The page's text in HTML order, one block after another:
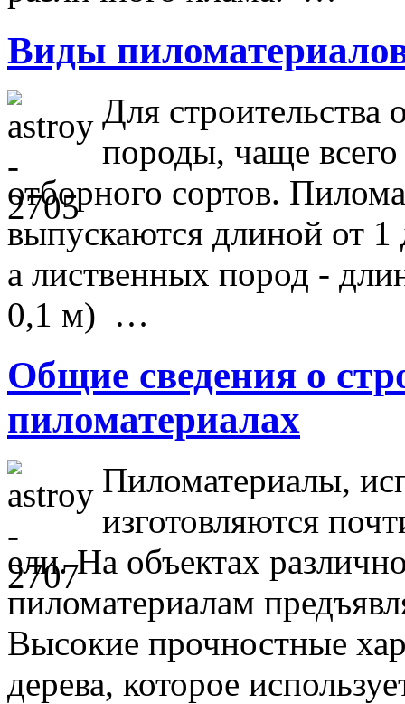
Виды
Для
породы, чаще всего
отборного сортов.
выпускаются длиной от
а лиственных пород -
0,1 м) …
Общие сведения о
пиломатериалах
Пиломатериалы,
изготовляются
ели. На объектах
пиломатериалам
Высокие прочностные
дерева, которое